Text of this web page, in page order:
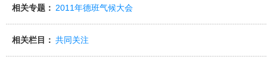
相关专题： 2011年德班气候大会
相关栏目： 共同关注